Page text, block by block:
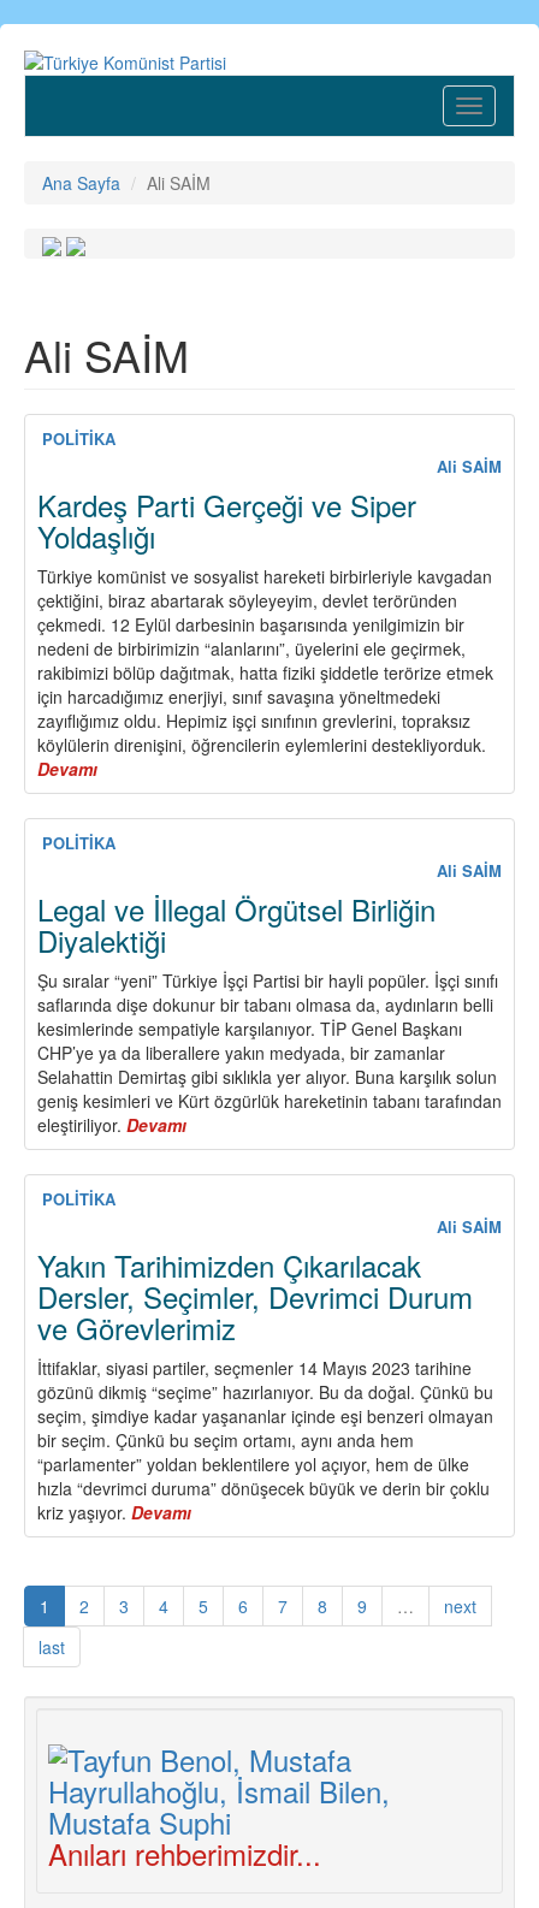
Ana
içeriğe
Toggle
Ana Sayfa Ali SAİM
Ali SAİM
POLİTİKA
Ali SAİM
Kardeş Parti Gerçeği ve Siper
Yoldaşlığı
Türkiye komünist ve sosyalist hareketi birbirleriyle kavgadan
çektiğini, biraz abartarak söyleyeyim, devlet teröründen
çekmedi. 12 Eylül darbesinin başarısında yenilgimizin bir
nedeni de birbirimizin “alanlarını”, üyelerini ele geçirmek,
rakibimizi bölüp dağıtmak, hatta fiziki şiddetle terörize etmek
için harcadığımız enerjiyi, sınıf savaşına yöneltmedeki
zayıflığımız oldu. Hepimiz işçi sınıfının grevlerini, topraksız
köylülerin direnişini, öğrencilerin eylemlerini destekliyorduk.
Devamı
Kardeş
Parti
Gerçeği
Yoldaşlığı
POLİTİKA
Ali SAİM
Legal ve İllegal Örgütsel Birliğin
Diyalektiği
Şu sıralar “yeni” Türkiye İşçi Partisi bir hayli popüler. İşçi sınıfı
saflarında dişe dokunur bir tabanı olmasa da, aydınların belli
kesimlerinde sempatiyle karşılanıyor. TİP Genel Başkanı
CHP’ye ya da liberallere yakın medyada, bir zamanlar
Selahattin Demirtaş gibi sıklıkla yer alıyor. Buna karşılık solun
geniş kesimleri ve Kürt özgürlük hareketinin tabanı tarafından
eleştiriliyor. Devamı
Legal
ve
Diyalektiği
POLİTİKA
Ali SAİM
Yakın Tarihimizden Çıkarılacak
Dersler, Seçimler, Devrimci Durum
ve Görevlerimiz
İttifaklar, siyasi partiler, seçmenler 14 Mayıs 2023 tarihine
gözünü dikmiş “seçime” hazırlanıyor. Bu da doğal. Çünkü bu
seçim, şimdiye kadar yaşananlar içinde eşi benzeri olmayan
bir seçim. Çünkü bu seçim ortamı, aynı anda hem
“parlamenter” yoldan beklentilere yol açıyor, hem de ülke
hızla “devrimci duruma” dönüşecek büyük ve derin bir çoklu
kriz yaşıyor. Devamı
Yakın
Çıkarılacak
Dersler,
Seçimler,
ve
1 2 3 4 5 6 7 8 9 …
next
last
Anıları rehberimizdir...